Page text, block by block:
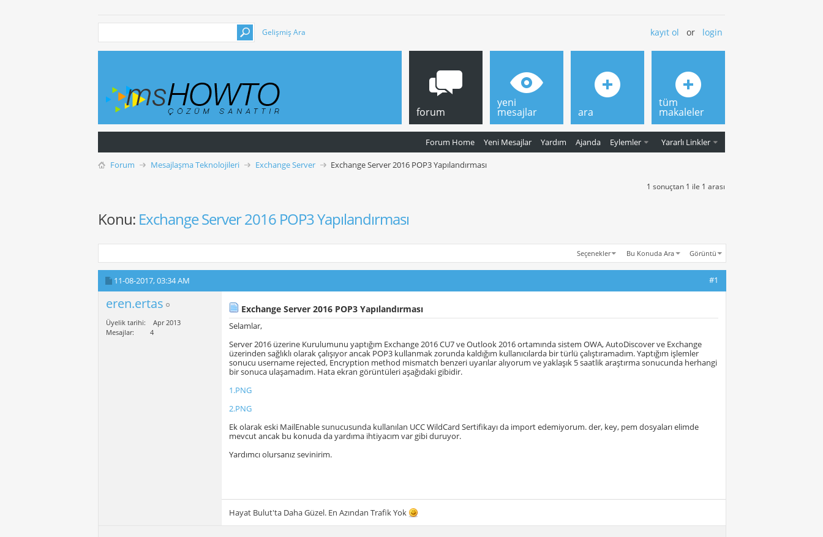
Gelişmiş Ara kayıt ol or login
forum
Forum Home Yeni Mesajlar Yardım Ajanda Eylemler Yararlı Linkler
yeni
mesajlar ara
tüm
makaleler
Forum Mesajlaşma Teknolojileri Exchange Server Exchange Server 2016 POP3 Yapılandırması
1 sonuçtan 1 ile 1 arası
Konu: Exchange Server 2016 POP3 Yapılandırması
Seçenekler Bu Konuda Ara Görüntü
11-08-2017,03:34 AM #1
eren.ertas
Üyelik tarihi
Apr 2013
Mesajlar
4
Exchange Server 2016 POP3 Yapılandırması
Selamlar,
Server 2016 üzerine Kurulumunu yaptığım Exchange 2016 CU7 ve Outlook 2016 ortamında sistem OWA, AutoDiscover ve Exchange
üzerinden sağlıklı olarak çalışıyor ancak POP3 kullanmak zorunda kaldığım kullanıcılarda bir türlü çalıştıramadım. Yaptığım işlemler
sonucu username rejected, Encryption method mismatch benzeri uyarılar alıyorum ve yaklaşık 5 saatlik araştırma sonucunda herhangi
bir sonuca ulaşamadım. Hata ekran görüntüleri aşağıdaki gibidir.
1.PNG
2.PNG
Ek olarak eski MailEnable sunucusunda kullanılan UCC WildCard Sertifikayı da import edemiyorum. der, key, pem dosyaları elimde
mevcut ancak bu konuda da yardıma ihtiyacım var gibi duruyor.
Yardımcı olursanız sevinirim.
Hayat Bulut'ta Daha Güzel. En Azından Trafik Yok